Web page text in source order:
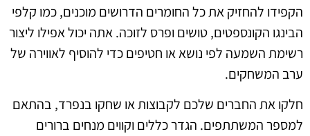
הקפידו להחזיק את כל החומרים הדרושים מוכנים, כמו קלפי
הבינגו הקונספטים, טושים ופרס לזוכה. אתה יכול אפילו ליצור
רשימת השמעה לפי נושא או חטיפים כדי להוסיף לאווירה של
ערב המשחקים.
חלקו את החברים שלכם לקבוצות או שחקו בנפרד, בהתאם
למספר המשתתפים. הגדר כללים וקווים מנחים ברורים